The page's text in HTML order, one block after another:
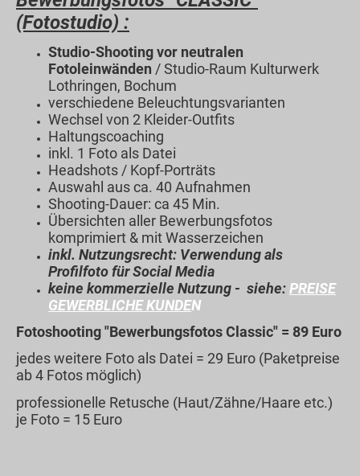
(Fotostudio) :
Studio-Shooting vor neutralen
Fotoleinwänden / Studio-Raum Kulturwerk
Lothringen, Bochum
verschiedene Beleuchtungsvarianten
Wechsel von 2 Kleider-Outfits
Haltungscoaching
inkl. 1 Foto als Datei
Headshots / Kopf-Porträts
Auswahl aus ca. 40 Aufnahmen
Shooting-Dauer: ca 45 Min.
Übersichten aller Bewerbungsfotos
komprimiert & mit Wasserzeichen
inkl. Nutzungsrecht: Verwendung als
Profilfoto für Social Media
keine kommerzielle Nutzung - siehe:PREISE
GEWERBLICHE KUNDEN
Fotoshooting "Bewerbungsfotos Classic" = 89 Euro
jedes weitere Foto als Datei = 29 Euro (Paketpreise
ab 4 Fotos möglich)
professionelle Retusche (Haut/Zähne/Haare etc.)
je Foto = 15 Euro